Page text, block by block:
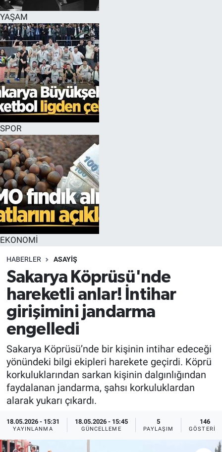
YAŞAM
SPOR
EKONOMİ
HABERLER ASAYİŞ
Sakarya Köprüsü'nde
hareketli anlar! İntihar
girişimini jandarma
engelledi
Sakarya Köprüsü’nde bir kişinin intihar edeceği
yönündeki bilgi ekipleri harekete geçirdi. Köprü
korkuluklarından sarkan kişinin dalgınlığından
faydalanan jandarma, şahsı korkuluklardan
alarak yukarı çıkardı.
18.05.2026 - 15:31
YAYINLANMA
18.05.2026 - 15:45
GÜNCELLEME
5
PAYLAŞIM
146
GÖSTERIM